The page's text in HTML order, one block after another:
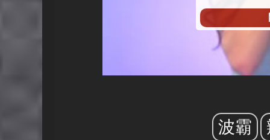
波霸